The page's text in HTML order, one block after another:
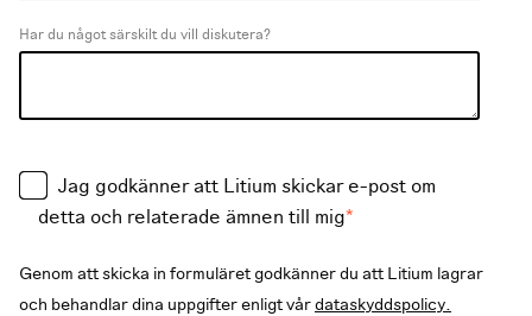
Har du något särskilt du vill diskutera?
Jag godkänner att Litium skickar e-post om
detta och relaterade ämnen till mig*
Genom att skicka in formuläret godkänner du att Litium lagrar
och behandlar dina uppgifter enligt vårdataskyddspolicy.